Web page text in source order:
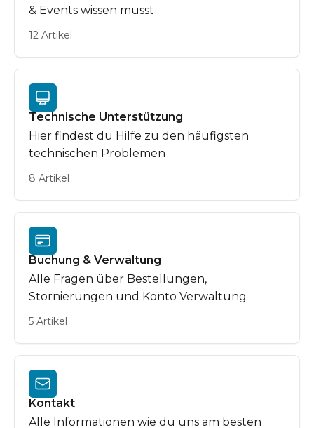
& Events wissen musst
12 Artikel
Technische Unterstützung
Hier findest du Hilfe zu den häufigsten
technischen Problemen
8 Artikel
Buchung & Verwaltung
Alle Fragen über Bestellungen,
Stornierungen und Konto Verwaltung
5 Artikel
Kontakt
Alle Informationen wie du uns am besten